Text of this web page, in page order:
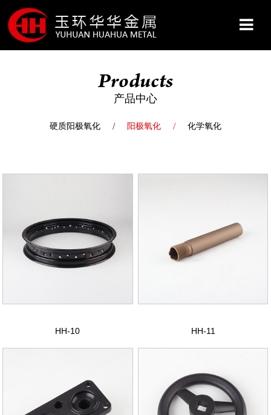
网站首页
关于我们
新闻资讯
联系我们
ENGLISH
Products
产品中心
硬质阳极氧化 阳极氧化 化学氧化
HH-10 HH-11